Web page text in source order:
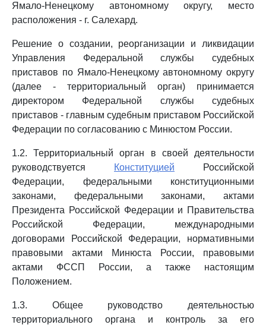
Ямало-Ненецкому автономному округу, место
расположения - г. Салехард.
Решение о создании, реорганизации и ликвидации
Управления Федеральной службы судебных
приставов по Ямало-Ненецкому автономному округу
(далее - территориальный орган) принимается
директором Федеральной службы судебных
приставов - главным судебным приставом Российской
Федерации по согласованию с Минюстом России.
1.2. Территориальный орган в своей деятельности
руководствуется
Конституцией Российской
Федерации, федеральными конституционными
законами, федеральными законами, актами
Президента Российской Федерации и Правительства
Российской Федерации, международными
договорами Российской Федерации, нормативными
правовыми актами Минюста России, правовыми
актами ФССП России, а также настоящим
Положением.
1.3. Общее руководство деятельностью
территориального органа и контроль за его